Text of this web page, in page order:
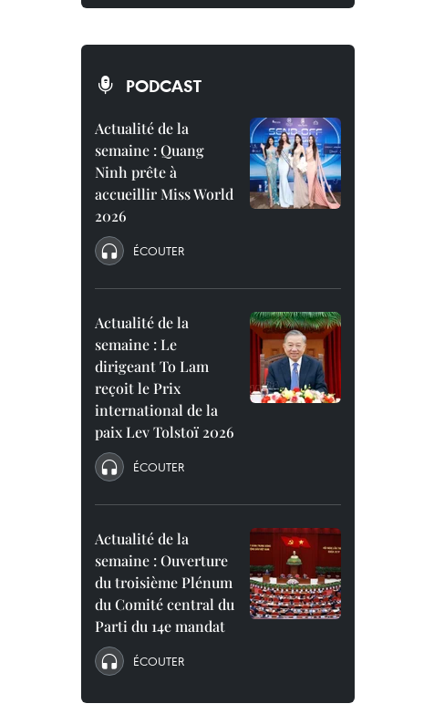
PODCAST
Actualité de la
semaine : Quang
Ninh prête à
accueillir Miss World
2026
ÉCOUTER
Actualité de la
semaine : Le
dirigeant To Lam
reçoit le Prix
international de la
paix Lev Tolstoï 2026
ÉCOUTER
Actualité de la
semaine : Ouverture
du troisième Plénum
du Comité central du
Parti du 14e mandat
ÉCOUTER